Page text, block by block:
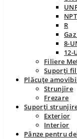
NPT
R
8-
12-
Filiere
Suporți
Plăcuțe
Strunjire
Frezare
Suporți
Exterior
Interior
Pânze pentru